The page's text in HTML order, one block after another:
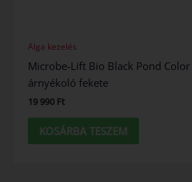
Alga kezelés
Microbe-Lift Bio Black Pond
árnyékoló fekete
19 990 Ft
KOSÁRBA TESZEM